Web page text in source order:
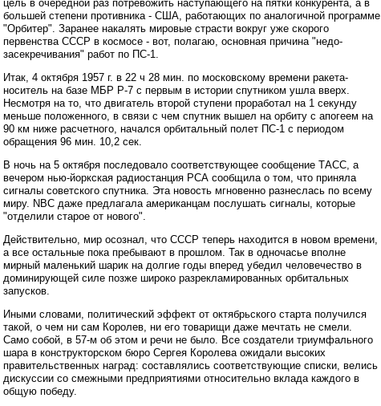
цель в очередной раз потревожить наступающего на пятки конкурента, а в
большей степени противника - США, работающих по аналогичной программе
"Орбитер". Заранее накалять мировые страсти вокруг уже скорого
первенства СССР в космосе - вот, полагаю, основная причина "недо-
засекречивания" работ по ПС-1.
Итак, 4 октября 1957 г. в 22 ч 28 мин. по московскому времени ракета-
носитель на базе МБР Р-7 с первым в истории спутником ушла вверх.
Несмотря на то, что двигатель второй ступени проработал на 1 секунду
меньше положенного, в связи с чем спутник вышел на орбиту с апогеем на
90 км ниже расчетного, начался орбитальный полет ПС-1 с периодом
обращения 96 мин. 10,2 сек.
В ночь на 5 октября последовало соответствующее сообщение ТАСС, а
вечером нью-йоркская радиостанция РСА сообщила о том, что приняла
сигналы советского спутника. Эта новость мгновенно разнеслась по всему
миру. NBC даже предлагала американцам послушать сигналы, которые
"отделили старое от нового".
Действительно, мир осознал, что СССР теперь находится в новом времени,
а все остальные пока пребывают в прошлом. Так в одночасье вполне
мирный маленький шарик на долгие годы вперед убедил человечество в
доминирующей силе позже широко разрекламированных орбитальных
запусков.
Иными словами, политический эффект от октябрьского старта получился
такой, о чем ни сам Королев, ни его товарищи даже мечтать не смели.
Само собой, в 57-м об этом и речи не было. Все создатели триумфального
шара в конструкторском бюро Сергея Королева ожидали высоких
правительственных наград: составлялись соответствующие списки, велись
дискуссии со смежными предприятиями относительно вклада каждого в
общую победу.